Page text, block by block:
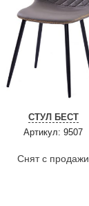
СТУЛ БЕСТ
Артикул: 9507
Снят с продажи